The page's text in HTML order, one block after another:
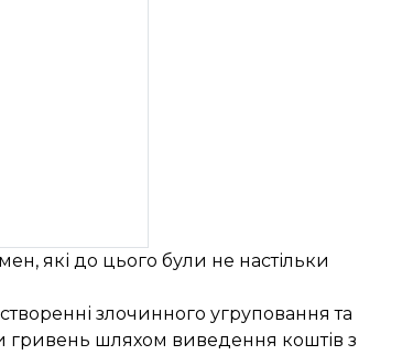
які до цього були не настільки
злочинного угруповання та
гривень шляхом виведення коштів з